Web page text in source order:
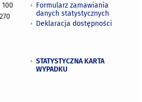
Formularz zamawiania
danych statystycznych
Deklaracja dostępności
STATYSTYCZNA KARTA
WYPADKU